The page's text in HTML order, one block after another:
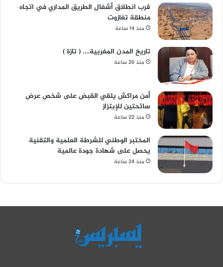
قرب انطلاق أشغال الطريق المداري في اتجاه
منطقة تغازوت
منذ 14 ساعة
تاريخ المدن المغربية…. ( تازة )
منذ 20 ساعة
أمن مراكش يلقي القبض على شخص عرض
سائحتين للإبتزاز
منذ 22 ساعة
المختبر الوطني للشرطة العلمية والتقنية
يحصل على شهادة جودة عالمية
منذ 24 ساعة